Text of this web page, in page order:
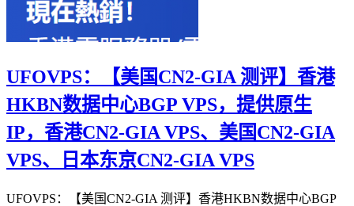
UFOVPS：【美国CN2-GIA 测评】香港
HKBN数据中心BGP VPS，提供原生
IP，香港CN2-GIA VPS、美国CN2-GIA
VPS、日本东京CN2-GIA VPS
UFOVPS：【美国CN2-GIA 测评】香港HKBN数据中心BGP